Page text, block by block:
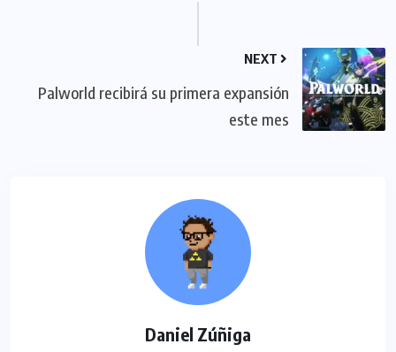
NEXT
Palworld recibirá su primera expansión
este mes
Daniel Zúñiga